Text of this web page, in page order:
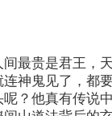
最贵是君王，
神鬼见了，都
？他真有传说